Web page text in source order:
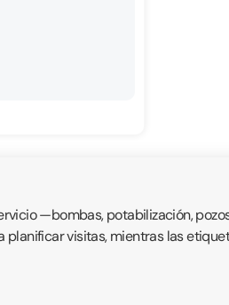
—bombas, potabilización,
visitas, mientras las